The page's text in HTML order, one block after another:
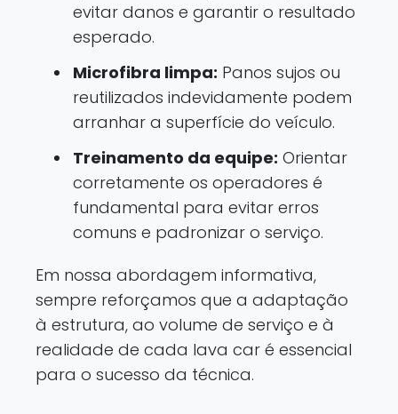
evitar danos e garantir o resultado
esperado.
Microfibra limpa: Panos sujos ou
reutilizados indevidamente podem
arranhar a superfície do veículo.
Treinamento da equipe: Orientar
corretamente os operadores é
fundamental para evitar erros
comuns e padronizar o serviço.
Em nossa abordagem informativa,
sempre reforçamos que a adaptação
à estrutura, ao volume de serviço e à
realidade de cada lava car é essencial
para o sucesso da técnica.